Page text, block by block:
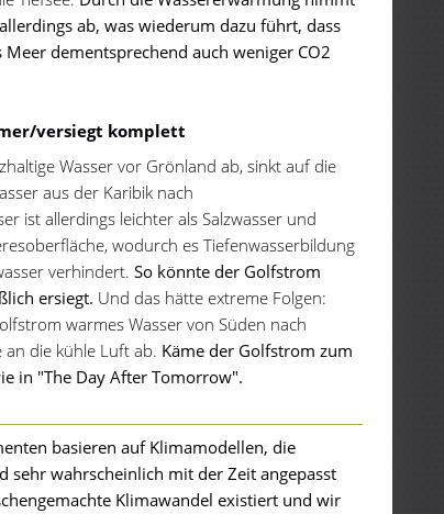
ab, was wiederum dazu führt, dass
dementsprechend auch weniger CO2
versiegt komplett
Wasser vor Grönland ab, sinkt auf die
aus der Karibik nach
ist allerdings leichter als Salzwasser und
wodurch es Tiefenwasserbildung
verhindert.So könnte der Golfstrom
ersiegt. Und das hätte extreme Folgen:
warmes Wasser von Süden nach
die kühle Luft ab. Käme der Golfstrom zum
in "The Day After Tomorrow".
basieren auf Klimamodellen, die
sehr wahrscheinlich mit der Zeit angepasst
Klimawandel existiert und wir